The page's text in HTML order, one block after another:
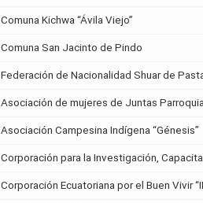
Comuna Kichwa “Ávila Viejo”
Comuna San Jacinto de Pindo
Federación de Nacionalidad Shuar de
Asociación de mujeres de Juntas
Asociación Campesina Indígena “Génesis”
Corporación para la Investigación,
Corporación Ecuatoriana por el Buen Vivir